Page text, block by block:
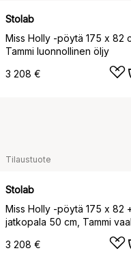
Stolab
Miss Holly -pöytä 175 x 82
Tammi luonnollinen öljy
3 208 €
Tilaustuote
Stolab
Miss Holly -pöytä 175 x 82
jatkopala 50 cm, Tammi
3 208 €